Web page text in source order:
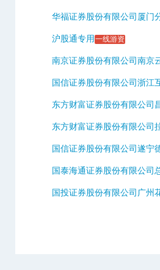
华福证券股份有限公司厦门
沪股通专用 一线游资
南京证券股份有限公司南京
国信证券股份有限公司浙江
东方财富证券股份有限公司
东方财富证券股份有限公司
国信证券股份有限公司遂宁
国泰海通证券股份有限公司
国投证券股份有限公司广州